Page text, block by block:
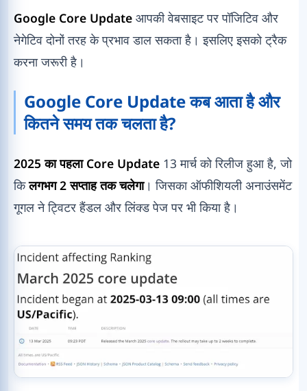
Google Core Update आपकी वेबसाइट पर पॉजिटिव और
नेगेटिव दोनों तरह के प्रभाव डाल सकता है। इसलिए इसको ट्रैक
करना जरूरी है।
Google Core Update कब आता है और
कितने समय तक चलता है?
2025 का पहला Core Update 13 मार्च को रिलीज हुआ है, जो
किलगभग 2 सप्ताह तक चलेगा। जिसका ऑफीशियली अनाउंसमेंट
गूगल ने ट्विटर हैंडल और लिंक्ड पेज पर भी किया है।